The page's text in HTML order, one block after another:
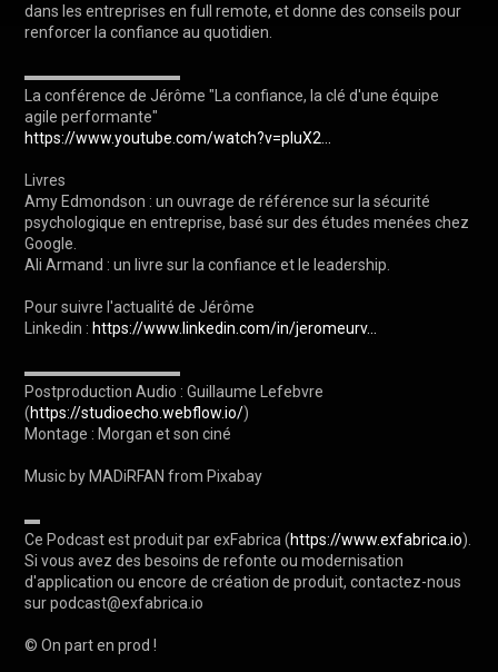
dans les entreprises en full remote, et donne des conseils pour
renforcer la confiance au quotidien.
▬▬▬▬▬▬▬▬▬▬
La conférence de Jérôme "La confiance, la clé d'une équipe
https://www.youtube.com/watch?v=pIuX2...
Livres
Amy Edmondson : un ouvrage de référence sur la sécurité
psychologique en entreprise, basé sur des études menées chez
Google.
Ali Armand : un livre sur la confiance et le leadership.
Pour suivre l'actualité de Jérôme
Linkedin : https://www.linkedin.com/in/jeromeurv...
▬▬▬▬▬▬▬▬▬▬
Postproduction Audio : Guillaume Lefebvre
(https://studioecho.webflow.io/)
Montage : Morgan et son ciné
Music by MADiRFAN from Pixabay
▬
Ce Podcast est produit par exFabrica (https://www.exfabrica.io).
Si vous avez des besoins de refonte ou modernisation
d'application ou encore de création de produit, contactez-nous
sur podcast@exfabrica.io
© On part en prod !